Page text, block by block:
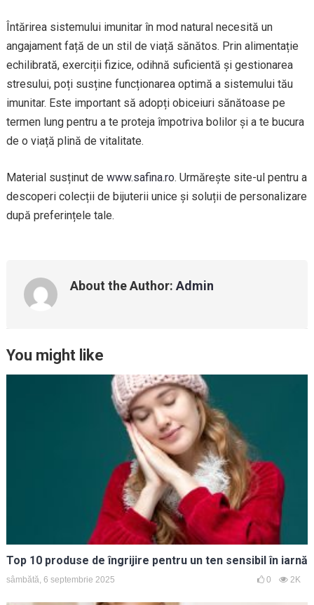
Întărirea sistemului imunitar în mod natural necesită un
angajament față de un stil de viață sănătos. Prin alimentație
echilibrată, exerciții fizice, odihnă suficientă și gestionarea
stresului, poți susține funcționarea optimă a sistemului tău
imunitar. Este important să adopți obiceiuri sănătoase pe
termen lung pentru a te proteja împotriva bolilor și a te bucura
de o viață plină de vitalitate.
Material susținut de www.safina.ro. Urmărește site-ul pentru a
descoperi colecții de bijuterii unice și soluții de personalizare
după preferințele tale.
About the Author: Admin
You might like
Top 10 produse de îngrijire pentru un ten sensibil în iarnă
sâmbătă, 6 septembrie 2025 0 2K